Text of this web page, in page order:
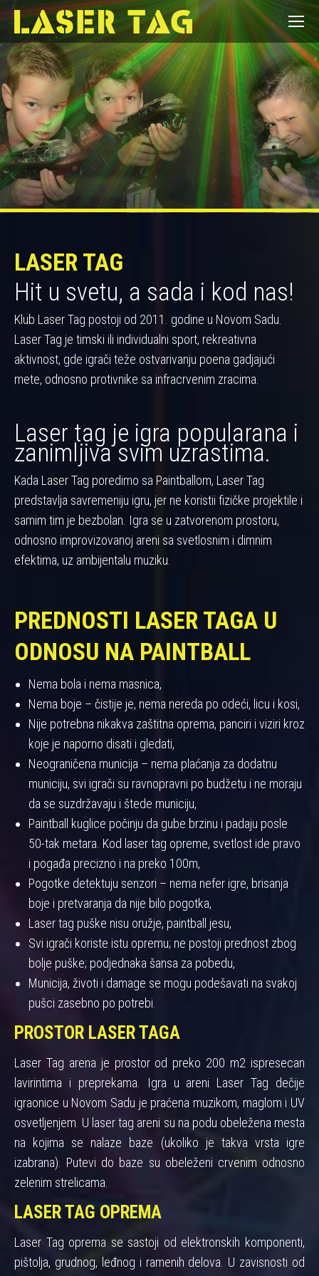
LASER TAG
Hit u svetu, a sada i kod nas!
Klub Laser Tag postoji od 2011. godine u Novom Sadu.
Laser Tag je timski ili individualni sport, rekreativna
aktivnost, gde igrači teže ostvarivanju poena gadjajući
mete, odnosno protivnike sa infracrvenim zracima.
Laser tag je igra popularana i
zanimljiva svim uzrastima.
Kada Laser Tag poredimo sa Paintballom, Laser Tag
predstavlja savremeniju igru, jer ne koristii fizičke projektile i
samim tim je bezbolan. Igra se u zatvorenom prostoru,
odnosno improvizovanoj areni sa svetlosnim i dimnim
efektima, uz ambijentalu muziku.
PREDNOSTI LASER TAGA U
ODNOSU NA PAINTBALL
Nema bola i nema masnica,
Nema boje – čistije je, nema nereda po odeći, licu i kosi,
Nije potrebna nikakva zaštitna oprema, panciri i viziri kroz
koje je naporno disati i gledati,
Neograničena municija – nema plaćanja za dodatnu
municiju, svi igrači su ravnopravni po budžetu i ne moraju
da se suzdržavaju i štede municiju,
Paintball kuglice počinju da gube brzinu i padaju posle
50-tak metara. Kod laser tag opreme, svetlost ide pravo
i pogađa precizno i na preko 100m,
Pogotke detektuju senzori – nema nefer igre, brisanja
boje i pretvaranja da nije bilo pogotka,
Laser tag puške nisu oružje, paintball jesu,
Svi igrači koriste istu opremu; ne postoji prednost zbog
bolje puške; podjednaka šansa za pobedu,
Municija, životi i damage se mogu podešavati na svakoj
pušci zasebno po potrebi.
PROSTOR LASER TAGA
Laser Tag arena je prostor od preko 200 m2 ispresecan
lavirintima i preprekama. Igra u areni Laser Tag dečije
igraonice u Novom Sadu je praćena muzikom, maglom i UV
osvetljenjem. U laser tag areni su na podu obeležena mesta
na kojima se nalaze baze (ukoliko je takva vrsta igre
izabrana). Putevi do baze su obeleženi crvenim odnosno
zelenim strelicama.
LASER TAG OPREMA
Laser Tag oprema se sastoji od elektronskih komponenti,
pištolja, grudnog, leđnog i ramenih delova. U zavisnosti od